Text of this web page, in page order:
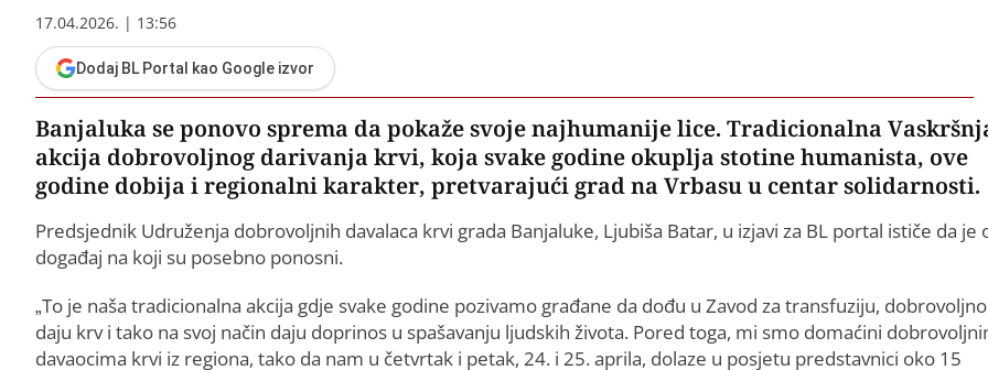
17.04.2026. | 13:56
Dodaj BL Portal kao Google izvor
Banjaluka se ponovo sprema da pokaže svoje najhumanije lice. Tradicionalna
akcija dobrovoljnog darivanja krvi, koja svake godine okuplja stotine humanista, ove
godine dobija i regionalni karakter, pretvarajući grad na Vrbasu u centar solidarnosti.
Predsjednik Udruženja dobrovoljnih davalaca krvi grada Banjaluke, Ljubiša Batar, u izjavi za BL portal ističe da je
događaj na koji su posebno ponosni.
„To je naša tradicionalna akcija gdje svake godine pozivamo građane da dođu u Zavod za transfuziju, dobrovoljno
daju krv i tako na svoj način daju doprinos u spašavanju ljudskih života. Pored toga, mi smo domaćini
davaocima krvi iz regiona, tako da nam u četvrtak i petak, 24. i 25. aprila, dolaze u posjetu predstavnici oko 15